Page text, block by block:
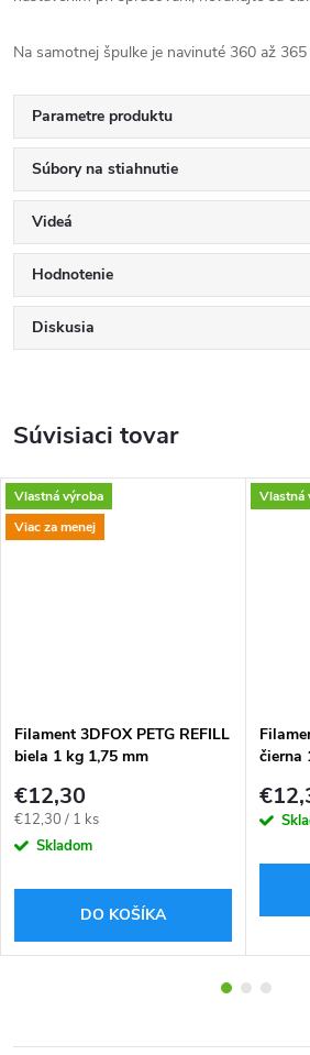
Na samotnej špulke je navinuté 360 až
Parametre produktu
Súbory na stiahnutie
Videá
Hodnotenie
Diskusia
Súvisiaci tovar
Vlastná výroba
Viac za menej
Filament 3DFOX PETG REFILL
biela 1 kg 1,75 mm
€12,30
Jednotková
cena:
€12,30 / 1 ks
Skladom
DO KOŠÍKA
Vlastná
čierna